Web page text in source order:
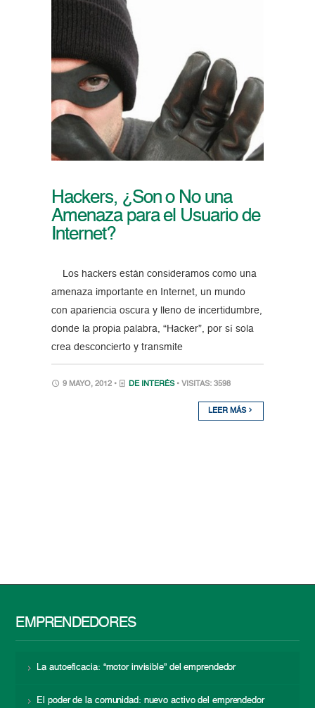
Hackers, ¿Son o No una
Amenaza para el Usuario de
Internet?
Los hackers están consideramos como una
amenaza importante en Internet, un mundo
con apariencia oscura y lleno de incertidumbre,
donde la propia palabra, “Hacker”, por sí sola
crea desconcierto y transmite
9 MAYO, 2012 • DE INTERÉS • VISITAS: 3598
LEER MÁS
EMPRENDEDORES
La autoeficacia: “motor invisible” del emprendedor
El poder de la comunidad: nuevo activo del emprendedor